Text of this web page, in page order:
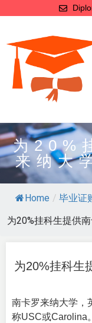
为20%
来纳大
Home / 毕业证
为20%挂科生提供
为20%挂科生
南卡罗来纳大学，
称USC或Carolina